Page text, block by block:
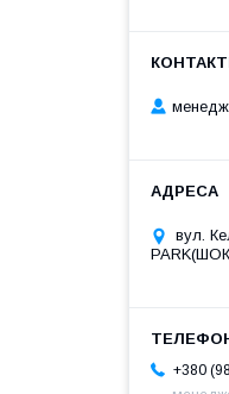
вул.
+380